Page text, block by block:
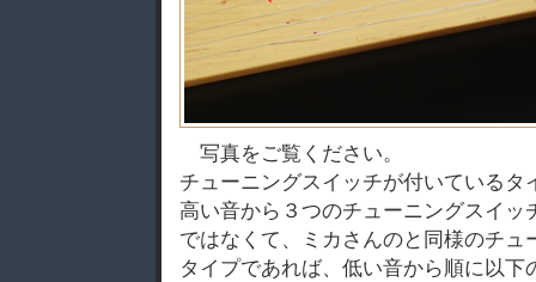
写真をご覧ください。
チューニングスイッチが付いているタ
高い音から３つのチューニングスイッ
ではなくて、ミカさんのと同様のチュ
タイプであれば、低い音から順に以下